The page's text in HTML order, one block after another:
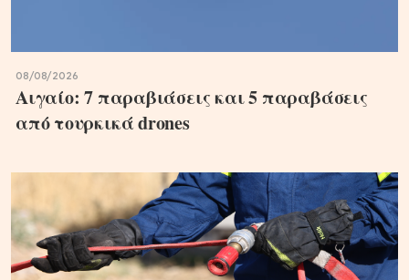
08/08/2026
Αιγαίο: 7 παραβιάσεις και 5 παραβάσεις
από τουρκικά drones